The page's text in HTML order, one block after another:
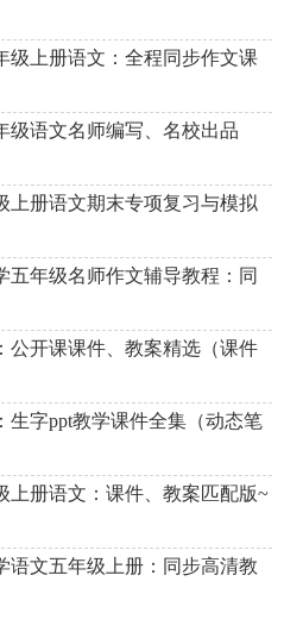
级上册语文：全程同步作文课
级语文名师编写、名校出品
上册语文期末专项复习与模拟
五年级名师作文辅导教程：同
公开课课件、教案精选（课件
生字ppt教学课件全集（动态笔
上册语文：课件、教案匹配版~
语文五年级上册：同步高清教